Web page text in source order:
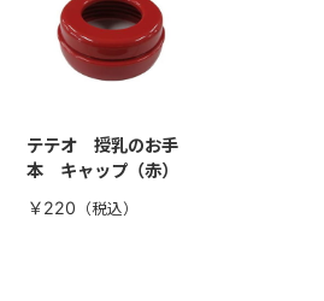
テテオ 授乳のお手
本 キャップ（赤）
￥220